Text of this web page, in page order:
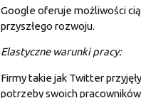
Google oferuje możliwości
przyszłego rozwoju.
Elastyczne warunki pracy:
Firmy takie jak Twitter
potrzeby swoich